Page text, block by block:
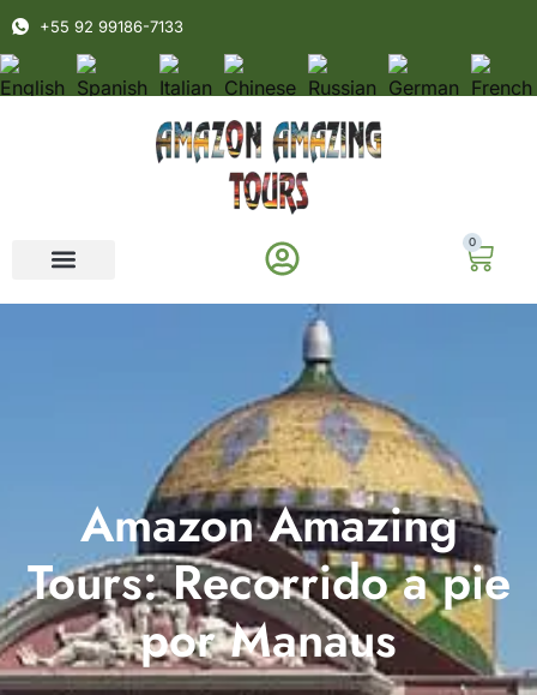
+55 92 99186-7133
0
Amazon Amazing
Tours: Recorrido a pie
por Manaus